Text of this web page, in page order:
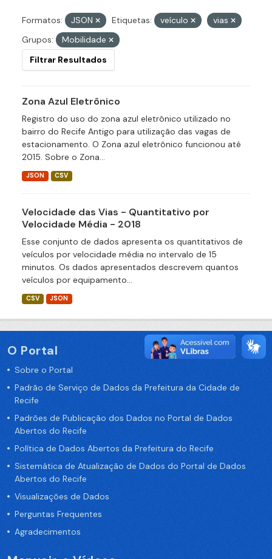
Formatos: JSON Etiquetas: veículo
vias
Grupos:
Mobilidade
Filtrar Resultados
Zona Azul Eletrônico
Registro do uso do zona azul eletrônico utilizado no
bairro do Recife Antigo para utilização das vagas de
estacionamento. O Zona azul eletrônico funcionou até
2015. Sobre o Zona...
JSON CSV
Velocidade das Vias - Quantitativo por
Velocidade Média - 2018
Esse conjunto de dados apresenta os quantitativos de
veículos por velocidade média no intervalo de 15
minutos. Os dados apresentados descrevem quantos
veículos por equipamento...
CSV JSON
O Portal
Sobre o Portal
Padrão de Serviço de Dados da Prefeitura da Cidade de
Recife
Padrões de Publicação dos Dados no Portal de Dados
Abertos do Recife
Política de Dados Abertos da Prefeitura do Recife
Sistemática de Atualização de Dados do Portal de Dados
Abertos do Recife
Visualizações de Dados
Perguntas Frequentes
Agradecimentos